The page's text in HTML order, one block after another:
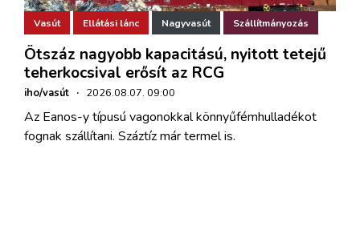
Vasút Ellátási lánc Nagyvasút Szállítmányozás
Ötszáz nagyobb kapacitású, nyitott tetejű
teherkocsival erősít az RCG
iho/vasút · 2026.08.07. 09:00
Az Eanos-y típusú vagonokkal könnyűfémhulladékot
fognak szállítani. Száztíz már termel is.